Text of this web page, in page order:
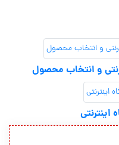
و انتخاب محصول
اینترنتی